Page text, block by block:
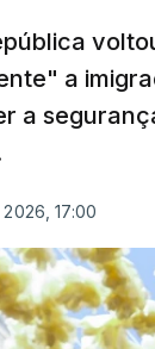
a
a
17:00